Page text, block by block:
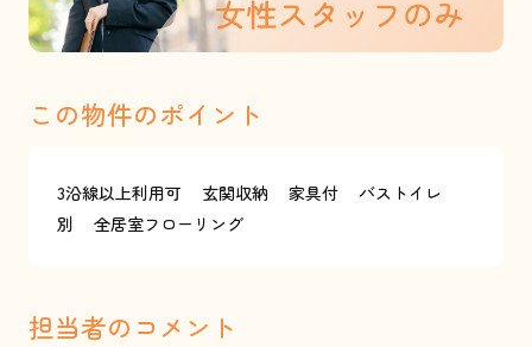
この物件のポイント
3沿線以上利用可 玄関収納 家具付
バストイレ
別
全居室フローリング
担当者のコメント